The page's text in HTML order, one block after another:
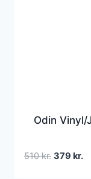
Odin Vinyl/
510kr. Den
379 kr.